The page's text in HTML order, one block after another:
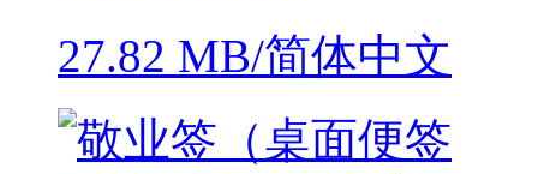
27.82 MB/简体中文